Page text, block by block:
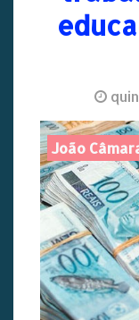
João